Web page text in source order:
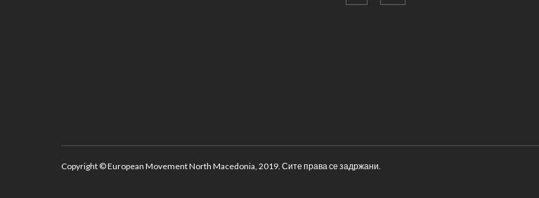
Copyright © European Movement North Macedonia, 2019. Сите права се задржани.